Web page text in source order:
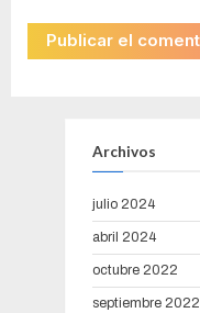
Archivos
julio 2024
abril 2024
octubre 2022
septiembre 2022